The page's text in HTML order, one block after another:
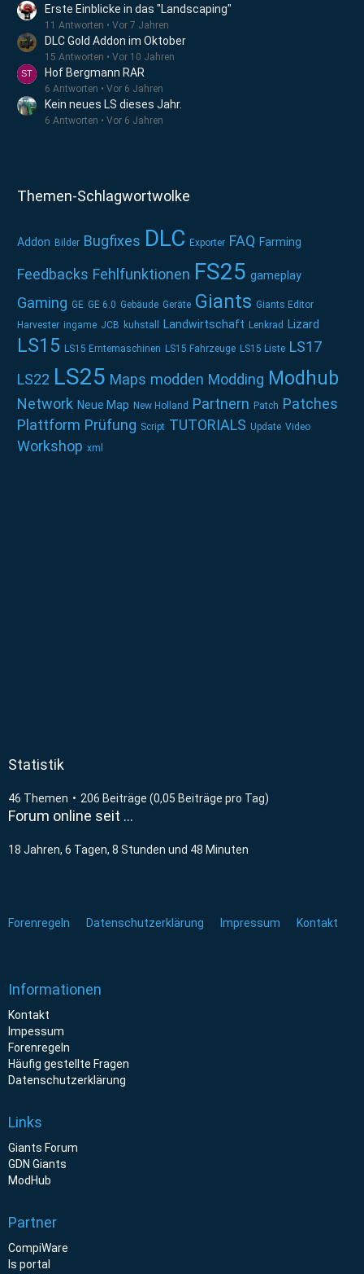
Erste Einblicke in das "Landscaping"
11 Antworten Vor 7 Jahren
DLC Gold Addon im Oktober
15 Antworten Vor 10 Jahren
Hof Bergmann RAR
6 Antworten Vor 6 Jahren
Kein neues LS dieses Jahr.
6 Antworten Vor 6 Jahren
Themen-Schlagwortwolke
Addon Bilder Bugfixes DLC Exporter FAQ Farming
Feedbacks Fehlfunktionen FS25 gameplay
Gaming GE GE 6.0 Gebäude Geräte Giants Giants Editor
Harvester ingame JCB kuhstall Landwirtschaft Lenkrad Lizard
LS15 LS15 Erntemaschinen LS15 Fahrzeuge LS15 Liste LS17
LS22 LS25 Maps modden Modding Modhub
Network Neue Map New Holland Partnern Patch Patches
Plattform Prüfung Script TUTORIALS Update Video
Workshop xml
Statistik
46 Themen 206 Beiträge (0,05 Beiträge pro Tag)
Forum online seit …
18 Jahren, 6 Tagen, 8 Stunden und 48 Minuten
Forenregeln Datenschutzerklärung Impressum Kontakt
Informationen
Kontakt
Impessum
Forenregeln
Häufig gestellte Fragen
Datenschutzerklärung
Links
Giants Forum
GDN Giants
ModHub
Partner
CompiWare
ls portal